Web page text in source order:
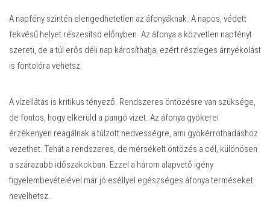
A napfény szintén elengedhetetlen az áfonyáknak. A napos, védett
fekvésű helyet részesítsd előnyben. Az áfonya a közvetlen napfényt
szereti, de a túl erős déli nap károsíthatja, ezért részleges árnyékolást
is fontolóra vehetsz.
A vízellátás is kritikus tényező. Rendszeres öntözésre van szüksége,
de fontos, hogy elkerüld a pangó vizet. Az áfonya gyökerei
érzékenyen reagálnak a túlzott nedvességre, ami gyökérrothadáshoz
vezethet. Tehát a rendszeres, de mérsékelt öntözés a cél, különösen
a szárazabb időszakokban. Ezzel a három alapvető igény
figyelembevételével már jó eséllyel egészséges áfonya terméseket
nevelhetsz.